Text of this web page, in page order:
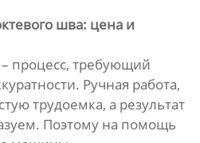
шва: цена и
процесс, требующий
Ручная работа,
трудоемка, а результат
Поэтому на помощь